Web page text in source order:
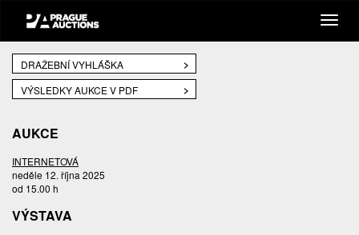
DRAŽEBNÍ VYHLÁŠKA
VÝSLEDKY AUKCE V PDF
AUKCE
INTERNETOVÁ
neděle 12. října 2025
od 15.00 h
VÝSTAVA